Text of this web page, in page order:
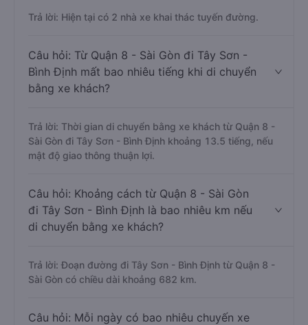
Trả lời: Hiện tại có 2 nhà xe khai thác tuyến đường.
Câu hỏi: Từ Quận 8 - Sài Gòn đi Tây Sơn -
Bình Định mất bao nhiêu tiếng khi di chuyển
bằng xe khách?
Trả lời: Thời gian di chuyển bằng xe khách từ Quận 8 -
Sài Gòn đi Tây Sơn - Bình Định khoảng 13.5 tiếng, nếu
mật độ giao thông thuận lợi.
Câu hỏi: Khoảng cách từ Quận 8 - Sài Gòn
đi Tây Sơn - Bình Định là bao nhiêu km nếu
di chuyển bằng xe khách?
Trả lời: Đoạn đường đi Tây Sơn - Bình Định từ Quận 8 -
Sài Gòn có chiều dài khoảng 682 km.
Câu hỏi: Mỗi ngày có bao nhiêu chuyến xe